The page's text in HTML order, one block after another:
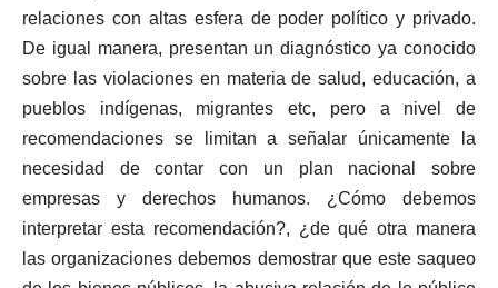
relaciones con altas esfera de poder político y privado.
De igual manera, presentan un diagnóstico ya conocido
sobre las violaciones en materia de salud, educación, a
pueblos indígenas, migrantes etc, pero a nivel de
recomendaciones se limitan a señalar únicamente la
necesidad de contar con un plan nacional sobre
empresas y derechos humanos. ¿Cómo debemos
interpretar esta recomendación?, ¿de qué otra manera
las organizaciones debemos demostrar que este saqueo